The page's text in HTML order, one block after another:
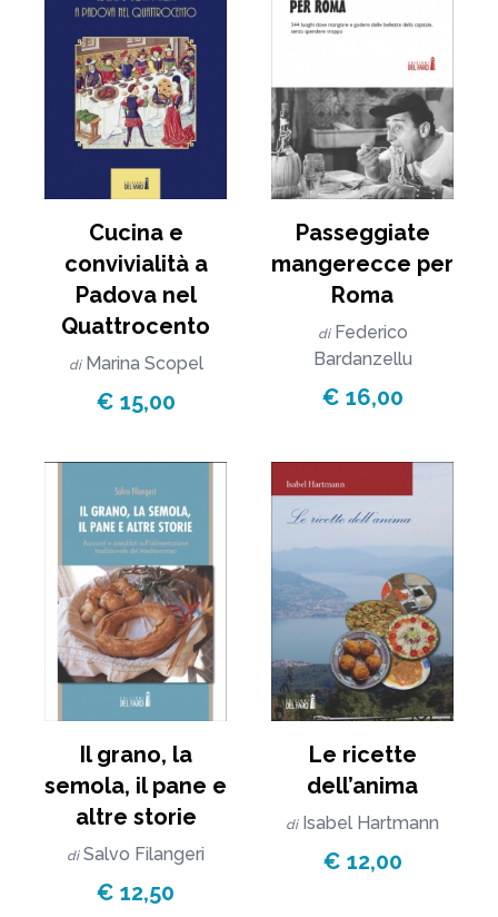
Cucina e
convivialità a
Padova nel
Quattrocento
di Marina Scopel
€ 15,00
Passeggiate
mangerecce per
Roma
di Federico
Bardanzellu
€ 16,00
Il grano, la
semola, il pane e
altre storie
di Salvo Filangeri
€ 12,50
Le ricette
dell’anima
di Isabel Hartmann
€ 12,00